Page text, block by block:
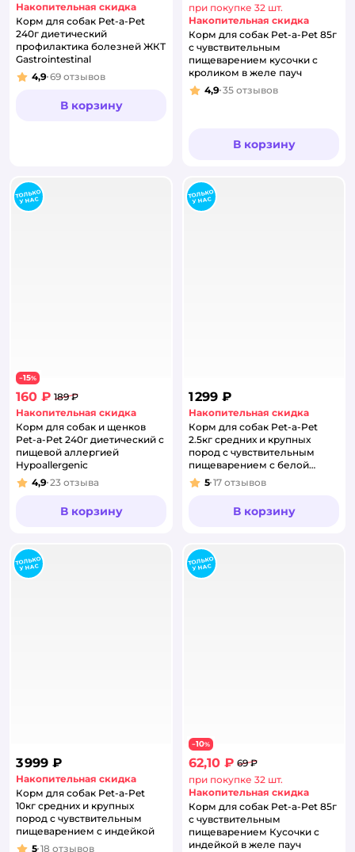
Накопительная скидка
Корм для собак Pet-a-Pet
240г диетический
профилактика болезней ЖКТ
Gastrointestinal
Рейтинг:
4,9 69 отзывов
В корзину
при покупке 32 шт.
Накопительная скидка
Корм для собак Pet-a-Pet 85г
с чувствительным
пищеварением кусочки с
кроликом в желе пауч
Рейтинг:
4,9 35 отзывов
В корзину
−15%
160 ₽ 189 ₽
Накопительная скидка
Корм для собак и щенков
Pet-a-Pet 240г диетический с
пищевой аллергией
Hypoallergenic
Рейтинг:
4,9 23 отзыва
В корзину
1 299 ₽
Накопительная скидка
Корм для собак Pet-a-Pet
2.5кг средних и крупных
пород с чувствительным
пищеварением с белой
рыбой
Рейтинг:
5 17 отзывов
В корзину
3 999 ₽
Накопительная скидка
Корм для собак Pet-a-Pet
10кг средних и крупных
пород с чувствительным
пищеварением с индейкой
5 18 отзывов
−10%
62,10 ₽ 69 ₽
при покупке 32 шт.
Накопительная скидка
Корм для собак Pet-a-Pet 85г
с чувствительным
пищеварением Кусочки с
индейкой в желе пауч